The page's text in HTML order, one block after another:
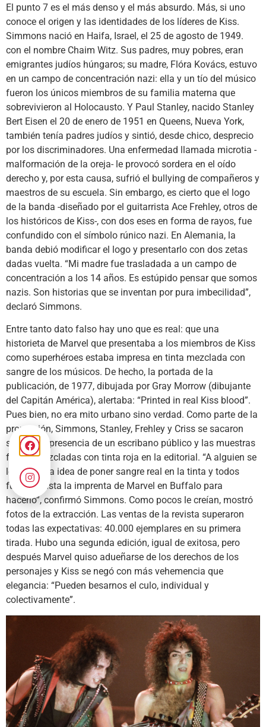
El punto 7 es el más denso y el más absurdo. Más, si uno
conoce el origen y las identidades de los líderes de Kiss.
Simmons nació en Haifa, Israel, el 25 de agosto de 1949.
con el nombre Chaim Witz. Sus padres, muy pobres, eran
emigrantes judíos húngaros; su madre, Flóra Kovács, estuvo
en un campo de concentración nazi: ella y un tío del músico
fueron los únicos miembros de su familia materna que
sobrevivieron al Holocausto. Y Paul Stanley, nacido Stanley
Bert Eisen el 20 de enero de 1951 en Queens, Nueva York,
también tenía padres judíos y sintió, desde chico, desprecio
por los discriminadores. Una enfermedad llamada microtia -
malformación de la oreja- le provocó sordera en el oído
derecho y, por esta causa, sufrió el bullying de compañeros y
maestros de su escuela. Sin embargo, es cierto que el logo
de la banda -diseñado por el guitarrista Ace Frehley, otros de
los históricos de Kiss-, con dos eses en forma de rayos, fue
confundido con el símbolo rúnico nazi. En Alemania, la
banda debió modificar el logo y presentarlo con dos zetas
dadas vuelta. “Mi madre fue trasladada a un campo de
concentración a los 14 años. Es estúpido pensar que somos
nazis. Son historias que se inventan por pura imbecilidad”,
declaró Simmons.
Entre tanto dato falso hay uno que es real: que una
historieta de Marvel que presentaba a los miembros de Kiss
como superhéroes estaba impresa en tinta mezclada con
sangre de los músicos. De hecho, la portada de la
publicación, de 1977, dibujada por Gray Morrow (dibujante
del Capitán América), alertaba: “Printed in real Kiss blood”.
Pues bien, no era mito urbano sino verdad. Como parte de la
promoción, Simmons, Stanley, Frehley y Criss se sacaron
sangre en presencia de un escribano público y las muestras
fueron mezcladas con tinta roja en la editorial. “A alguien se
le ocurrió la idea de poner sangre real en la tinta y todos
fuimos hasta la imprenta de Marvel en Buffalo para
hacerlo”, confirmó Simmons. Como pocos le creían, mostró
fotos de la extracción. Las ventas de la revista superaron
todas las expectativas: 40.000 ejemplares en su primera
tirada. Hubo una segunda edición, igual de exitosa, pero
después Marvel quiso adueñarse de los derechos de los
personajes y Kiss se negó con más vehemencia que
elegancia: “Pueden besarnos el culo, individual y
colectivamente”.